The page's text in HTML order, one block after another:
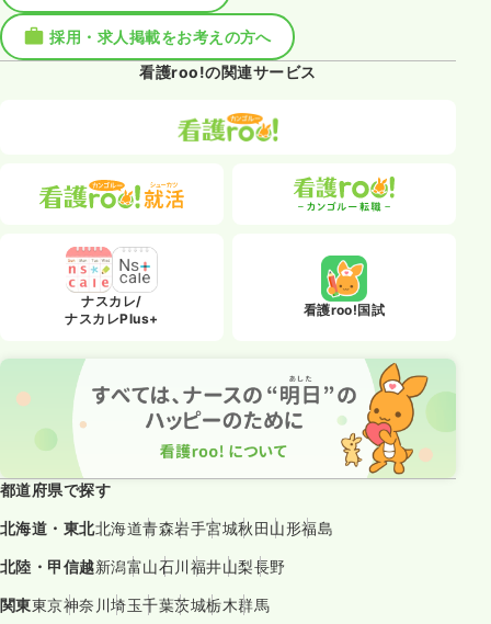
採用・求人掲載をお考えの方へ
看護roo!の関連サービス
ナスカレ/
ナスカレPlus+
看護roo!国試
都道府県で探す
北海道・東北北海道青森岩手宮城秋田山形福島
北陸・甲信越新潟富山石川福井山梨長野
関東東京神奈川埼玉千葉茨城栃木群馬